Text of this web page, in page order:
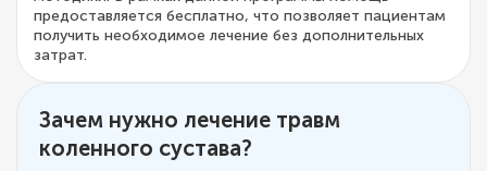
предоставляется бесплатно, что позволяет пациентам
получить необходимое лечение без дополнительных
затрат.
Зачем нужно лечение травм
коленного сустава?